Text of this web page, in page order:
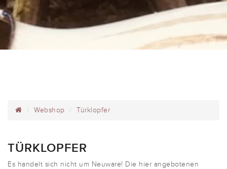
Webshop Türklopfer
TÜRKLOPFER
Es handelt sich nicht um Neuware! Die hier angebotenen